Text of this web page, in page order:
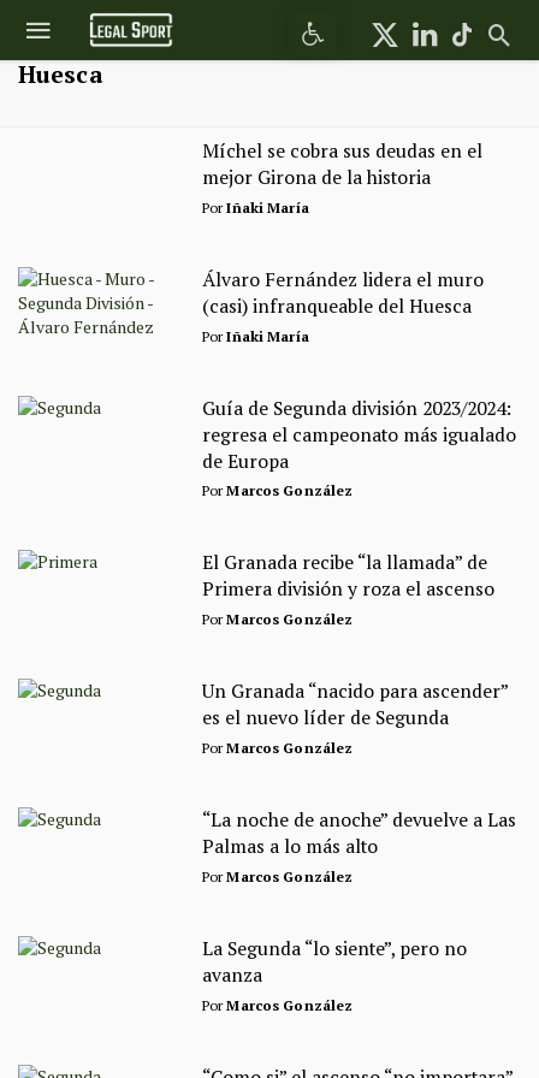
Abrir barra de herramientas
Huesca
Míchel se cobra sus deudas en el
mejor Girona de la historia
PorIñaki María
Álvaro Fernández lidera el muro
(casi) infranqueable del Huesca
PorIñaki María
Guía de Segunda división 2023/2024:
regresa el campeonato más igualado
de Europa
PorMarcos González
El Granada recibe “la llamada” de
Primera división y roza el ascenso
PorMarcos González
Un Granada “nacido para ascender”
es el nuevo líder de Segunda
PorMarcos González
“La noche de anoche” devuelve a Las
Palmas a lo más alto
PorMarcos González
La Segunda “lo siente”, pero no
avanza
PorMarcos González